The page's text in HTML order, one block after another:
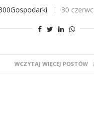
30
WCZYTAJ WIĘCEJ POSTÓW